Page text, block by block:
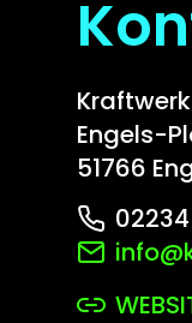
Engels-
51766